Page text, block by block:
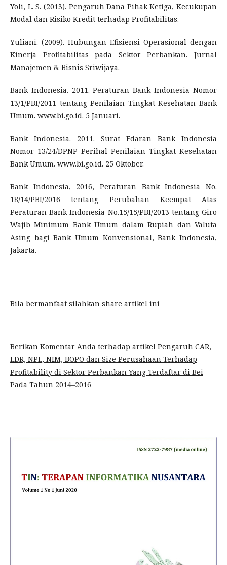
Yoli, L. S. (2013). Pengaruh Dana Pihak Ketiga, Kecukupan
Modal dan Risiko Kredit terhadap Profitabilitas.
Yuliani. (2009). Hubungan Efisiensi Operasional dengan
Kinerja Profitabilitas pada Sektor Perbankan. Jurnal
Manajemen & Bisnis Sriwijaya.
Bank Indonesia. 2011. Peraturan Bank Indonesia Nomor
13/1/PBI/2011 tentang Penilaian Tingkat Kesehatan Bank
Umum. www.bi.go.id. 5 Januari.
Bank Indonesia. 2011. Surat Edaran Bank Indonesia
Nomor 13/24/DPNP Perihal Penilaian Tingkat Kesehatan
Bank Umum. www.bi.go.id. 25 Oktober.
Bank Indonesia, 2016, Peraturan Bank Indonesia No.
18/14/PBI/2016 tentang Perubahan Keempat Atas
Peraturan Bank Indonesia No.15/15/PBI/2013 tentang Giro
Wajib Minimum Bank Umum dalam Rupiah dan Valuta
Asing bagi Bank Umum Konvensional, Bank Indonesia,
Jakarta.
Bila bermanfaat silahkan share artikel ini
Berikan Komentar Anda terhadap artikel Pengaruh CAR,
LDR, NPL, NIM, BOPO dan Size Perusahaan Terhadap
Profitability di Sektor Perbankan Yang Terdaftar di Bei
Pada Tahun 2014–2016